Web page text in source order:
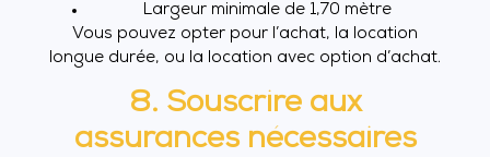
Largeur minimale de 1,70 mètre
Vous pouvez opter pour l’achat, la location
longue durée, ou la location avec option d’achat.
8. Souscrire aux
assurances nécessaires